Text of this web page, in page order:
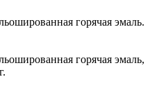
горячая эмаль.
горячая эмаль,